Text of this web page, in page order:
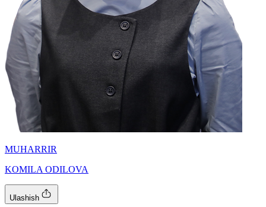
MUHARRIR
KOMILA ODILOVA
Ulashish